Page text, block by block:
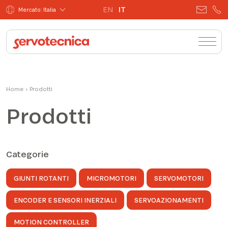
Mercato: Italia EN IT
Home › Prodotti
Prodotti
Categorie
GIUNTI ROTANTI MICROMOTORI SERVOMOTORI
ENCODER E SENSORI INERZIALI SERVOAZIONAMENTI
MOTION CONTROLLER